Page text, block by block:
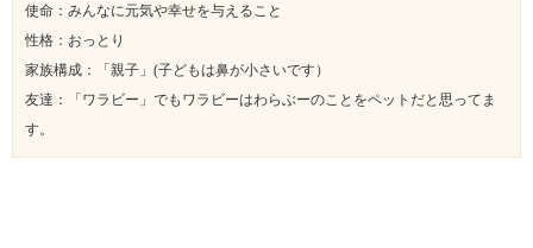
使命：みんなに元気や幸せを与えること
性格：おっとり
家族構成：「親子」(子どもは鼻が小さいです）
友達：「ワラビー」でもワラビーはわらぶーのことをペットだと思ってま
す。